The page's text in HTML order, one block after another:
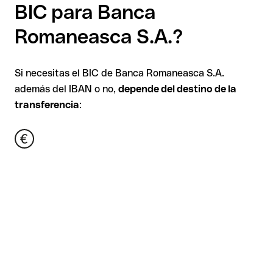
BIC para Banca
Romaneasca S.A.?
Si necesitas el BIC de Banca Romaneasca S.A.
además del IBAN o no, depende del destino de la
transferencia: